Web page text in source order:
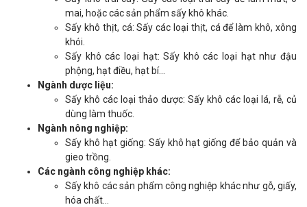
mai, hoặc các sản phẩm sấy khô khác.
Sấy khô thịt, cá: Sấy các loại thịt, cá để làm khô, xông
khói.
Sấy khô các loại hạt: Sấy khô các loại hạt như đậu
phộng, hạt điều, hạt bí...
Ngành dược liệu:
Sấy khô các loại thảo dược: Sấy khô các loại lá, rễ, củ
dùng làm thuốc.
Ngành nông nghiệp:
Sấy khô hạt giống: Sấy khô hạt giống để bảo quản và
gieo trồng.
Các ngành công nghiệp khác:
Sấy khô các sản phẩm công nghiệp khác như gỗ, giấy,
hóa chất...